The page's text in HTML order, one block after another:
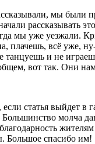
мы были
рассказывать
мы уже уезжали.
всё уже,
и не
вот так. Они
статья выйдет в
молча
Большое спасибо им!